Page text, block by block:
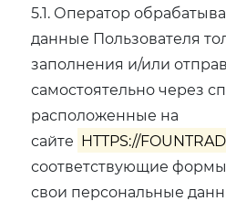
5.1. Оператор
данные Пользователя
заполнения и/или
самостоятельно через
расположенные на
сайте HTTPS://
соответствующие
свои персональные